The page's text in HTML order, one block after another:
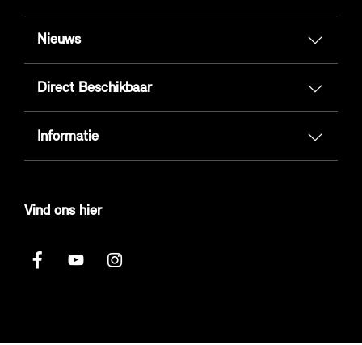
Nieuws
Direct Beschikbaar
Informatie
Vind ons hier